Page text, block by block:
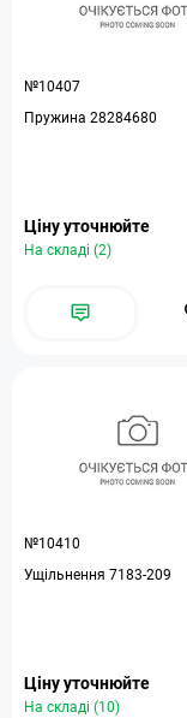
№10407
Пружина 28284680
Ціну уточнюйте
На складі (2)
№10410
Ущільнення 7183-209
Ціну уточнюйте
На складі (10)